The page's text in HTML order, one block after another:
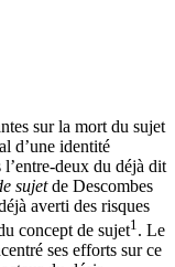
sur la mort du sujet
d’une identité
deux du déjà dit
sujetde Descombes
averti des risques
concept de sujet1 . Le
ses efforts sur ce